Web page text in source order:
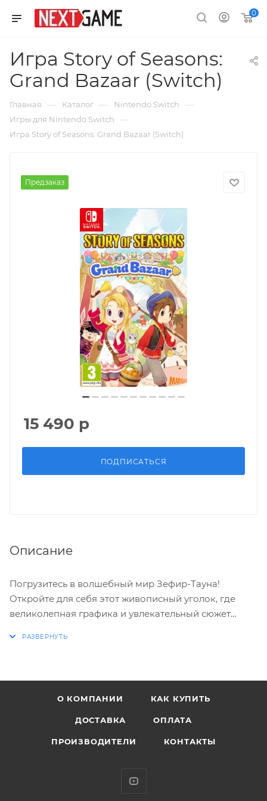
0
Игра Story of Seasons:
Grand Bazaar (Switch)
Главная — Каталог — Nintendo Switch —
Игры для Nintendo Switch —
Игра Story of Seasons: Grand Bazaar (Switch)
Предзаказ
15 490 р
ПОДПИСАТЬСЯ
Описание
Погрузитесь в волшебный мир Зефир-Тауна!
Откройте для себя этот живописный уголок, где
великолепная графика и увлекательный сюжет
приключения с помощью ветряных мельниц,
которые помогут вам создавать уникальные
планере, применяя новые навыки прыжков как на
путешествие может принести неожиданные
О КОМПАНИИ КАК КУПИТЬ
ДОСТАВКА ОПЛАТА
ПРОИЗВОДИТЕЛИ КОНТАКТЫ